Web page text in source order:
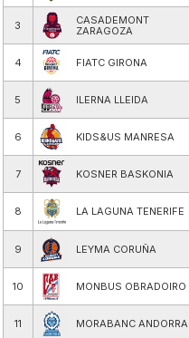
3
CASADEMONT
ZARAGOZA
4 FIATC GIRONA
5 ILERNA LLEIDA
6 KIDS&US MANRESA
7 KOSNER BASKONIA
8 LA LAGUNA TENERIFE
9 LEYMA CORUÑA
10 MONBUS OBRADOIRO
11 MORABANC ANDORRA